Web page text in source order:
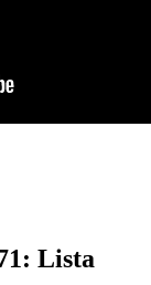
Lista